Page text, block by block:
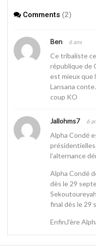
Comments (2)
Ben 6 ans
Ce tribaliste
république de
est mieux que
Lansana
coup KO
Jallohms7 6
Alpha Condé
l’alternance
Alpha Condé
dès le 29
final dès le 29
Enfin,l’ère